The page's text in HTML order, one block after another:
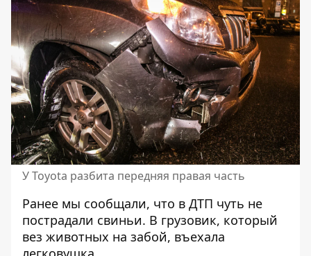
У Toyota разбита передняя правая часть
Ранее мы сообщали, что в ДТП чуть не
пострадали свиньи. В грузовик, который
вез животных на забой, въехала